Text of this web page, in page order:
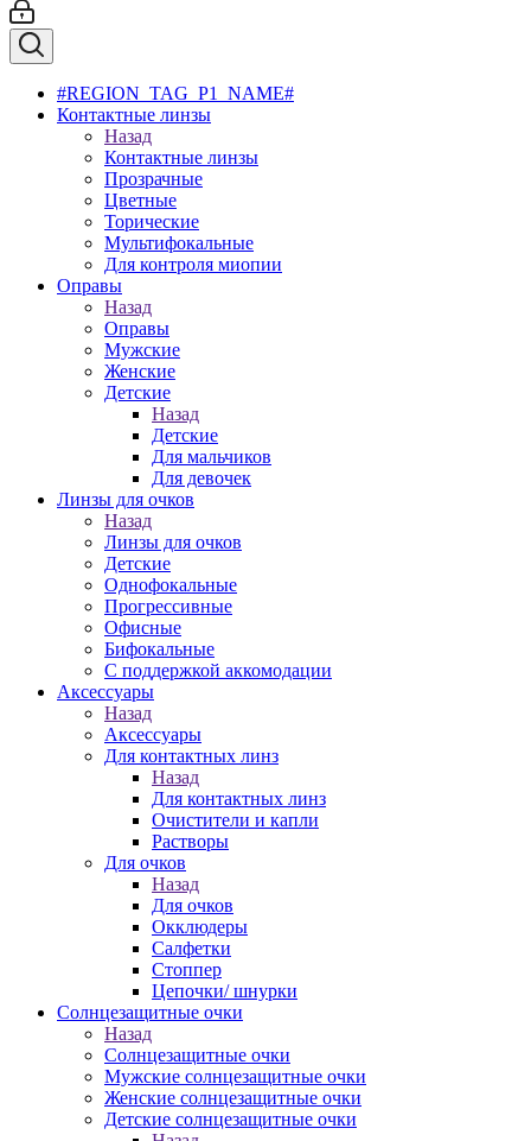
#REGION_TAG_P1_NAME#
Контактные линзы
Назад
Контактные линзы
Прозрачные
Цветные
Торические
Мультифокальные
Для контроля миопии
Оправы
Назад
Оправы
Мужские
Женские
Детские
Назад
Детские
Для мальчиков
Для девочек
Линзы для очков
Назад
Линзы для очков
Детские
Однофокальные
Прогрессивные
Офисные
Бифокальные
С поддержкой аккомодации
Аксессуары
Назад
Аксессуары
Для контактных линз
Назад
Для контактных линз
Очистители и капли
Растворы
Для очков
Назад
Для очков
Окклюдеры
Салфетки
Стоппер
Цепочки/ шнурки
Солнцезащитные очки
Назад
Солнцезащитные очки
Мужские солнцезащитные очки
Женские солнцезащитные очки
Детские солнцезащитные очки